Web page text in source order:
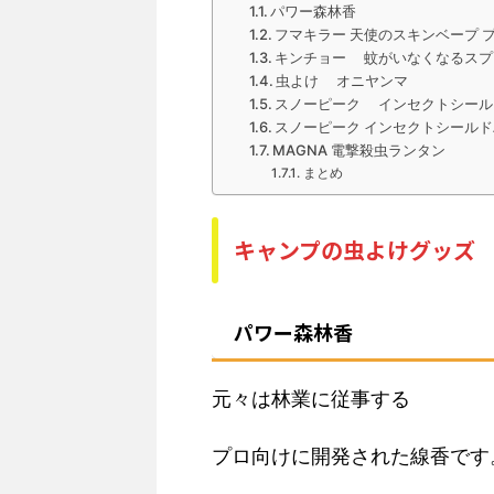
パワー森林香
フマキラー 天使のスキンベープ
キンチョー 蚊がいなくなるスプ
虫よけ オニヤンマ
スノーピーク インセクトシール
スノーピーク インセクトシール
MAGNA 電撃殺虫ランタン
まとめ
キャンプの虫よけグッズ
パワー森林香
元々は林業に従事する
プロ向けに開発された線香です